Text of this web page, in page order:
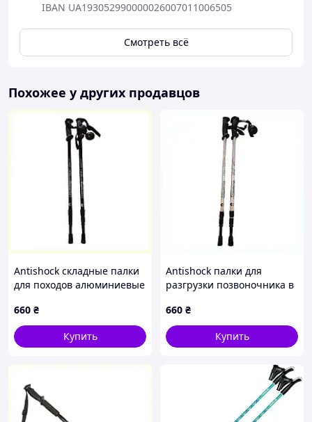
IBAN UA193052990000026007011006505
Смотреть всё
Похожее у других продавцов
Antishock складные палки
для походов алюминиевые
660 ₴
Купить
Antishock палки для
разгрузки позвоночника в
660 ₴
Купить